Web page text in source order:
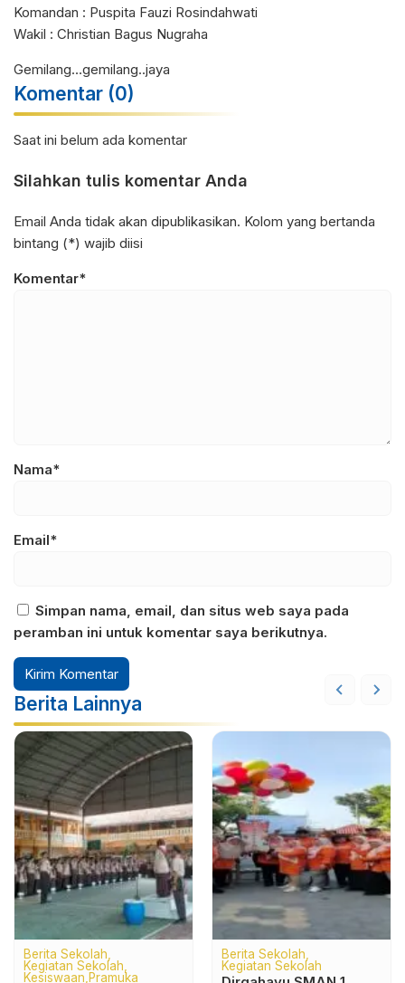
Komandan : Puspita Fauzi Rosindahwati
Wakil : Christian Bagus Nugraha
Gemilang…gemilang..jaya
Komentar (0)
Saat ini belum ada komentar
Silahkan tulis komentar Anda
Email Anda tidak akan dipublikasikan. Kolom yang bertanda
bintang (*) wajib diisi
Komentar*
Nama*
Email*
Simpan nama, email, dan situs web saya pada
peramban ini untuk komentar saya berikutnya.
Berita Lainnya
Kegiatan
Ekstrakurikuler
Teknologi
Sekolah Berbasis